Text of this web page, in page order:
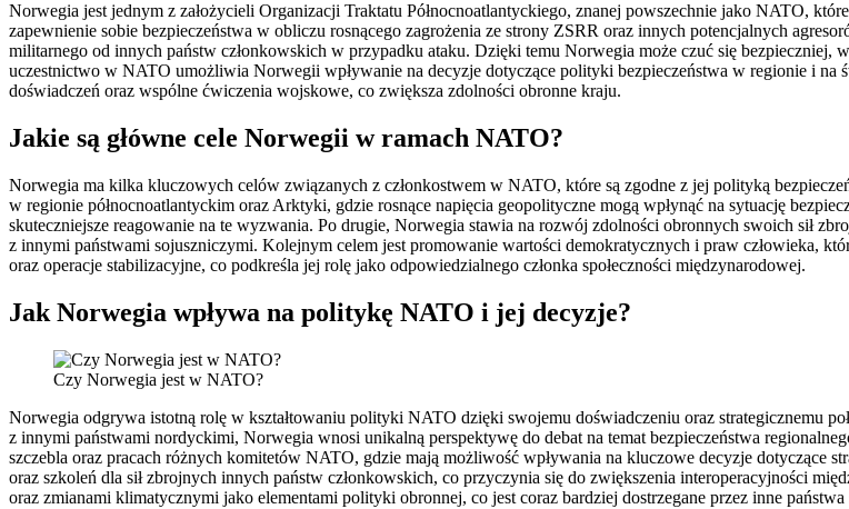
Norwegia jest jednym z założycieli Organizacji Traktatu Północnoatlantyckiego, znanej powszechnie jako NATO,
zapewnienie sobie bezpieczeństwa w obliczu rosnącego zagrożenia ze strony ZSRR oraz innych potencjalnych
militarnego od innych państw członkowskich w przypadku ataku. Dzięki temu Norwegia może czuć się bezpieczniej,
uczestnictwo w NATO umożliwia Norwegii wpływanie na decyzje dotyczące polityki bezpieczeństwa w regionie i na
doświadczeń oraz wspólne ćwiczenia wojskowe, co zwiększa zdolności obronne kraju.
Jakie są główne cele Norwegii w ramach NATO?
Norwegia ma kilka kluczowych celów związanych z członkostwem w NATO, które są zgodne z jej polityką
w regionie północnoatlantyckim oraz Arktyki, gdzie rosnące napięcia geopolityczne mogą wpłynąć na sytuację
skuteczniejsze reagowanie na te wyzwania. Po drugie, Norwegia stawia na rozwój zdolności obronnych swoich sił
z innymi państwami sojuszniczymi. Kolejnym celem jest promowanie wartości demokratycznych i praw człowieka,
oraz operacje stabilizacyjne, co podkreśla jej rolę jako odpowiedzialnego członka społeczności międzynarodowej.
Jak Norwegia wpływa na politykę NATO i jej decyzje?
Czy Norwegia jest w NATO?
Norwegia odgrywa istotną rolę w kształtowaniu polityki NATO dzięki swojemu doświadczeniu oraz strategicznemu
z innymi państwami nordyckimi, Norwegia wnosi unikalną perspektywę do debat na temat bezpieczeństwa
szczebla oraz pracach różnych komitetów NATO, gdzie mają możliwość wpływania na kluczowe decyzje dotyczące
oraz szkoleń dla sił zbrojnych innych państw członkowskich, co przyczynia się do zwiększenia interoperacyjności
oraz zmianami klimatycznymi jako elementami polityki obronnej, co jest coraz bardziej dostrzegane przez inne państwa